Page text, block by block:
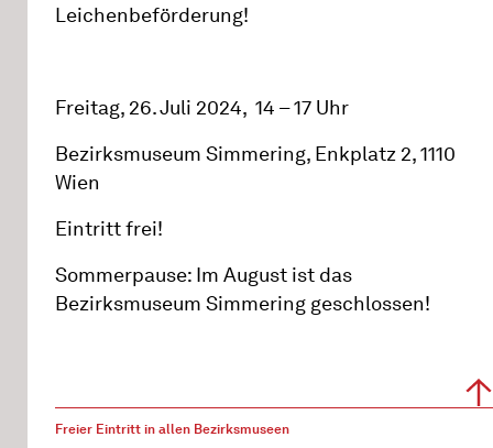
Leichenbeförderung!
Freitag, 26. Juli 2024, 14 – 17 Uhr
Bezirksmuseum Simmering, Enkplatz 2, 1110
Wien
Eintritt frei!
Sommerpause: Im August ist das
Bezirksmuseum Simmering geschlossen!
Freier Eintritt in allen Bezirksmuseen